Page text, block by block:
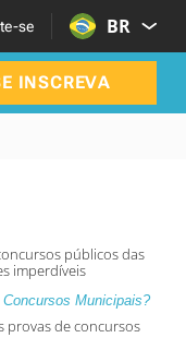
se BR
INSCREVA
públicos das
imperdíveis
Municipais?
provas de concursos